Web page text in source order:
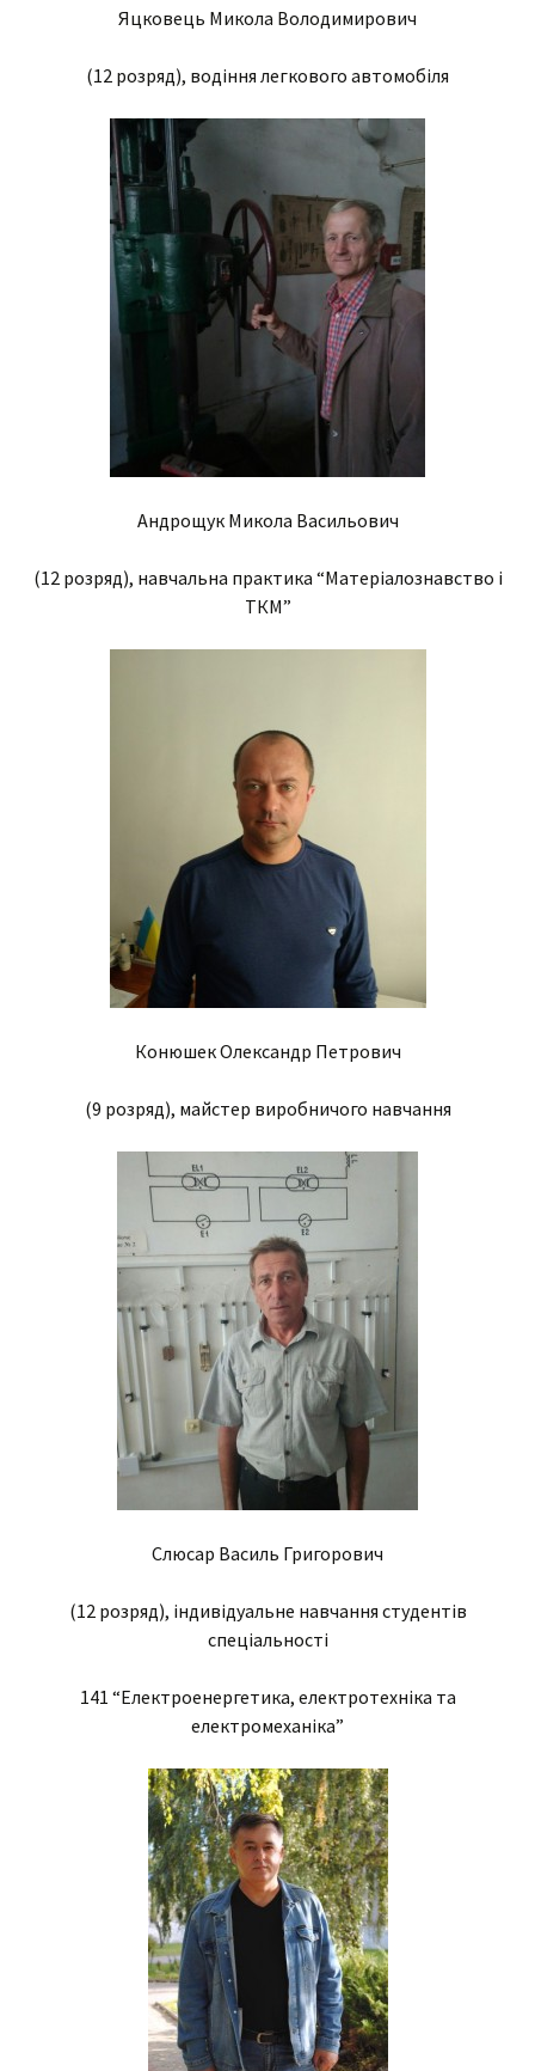
Яцковець Микола Володимирович
(12 розряд), водіння легкового автомобіля
Андрощук Микола Васильович
(12 розряд), навчальна практика “Матеріалознавство і
ТКМ”
Конюшек Олександр Петрович
(9 розряд), майстер виробничого навчання
Слюсар Василь Григорович
(12 розряд), індивідуальне навчання студентів
спеціальності
141 “Електроенергетика, електротехніка та
електромеханіка”